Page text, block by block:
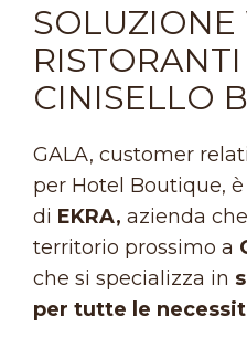
SOLUZIONE
CINISELLO
GALA, customer
per Hotel Boutique,
di EKRA, azienda
territorio prossimo a
che si specializza in
per tutte le